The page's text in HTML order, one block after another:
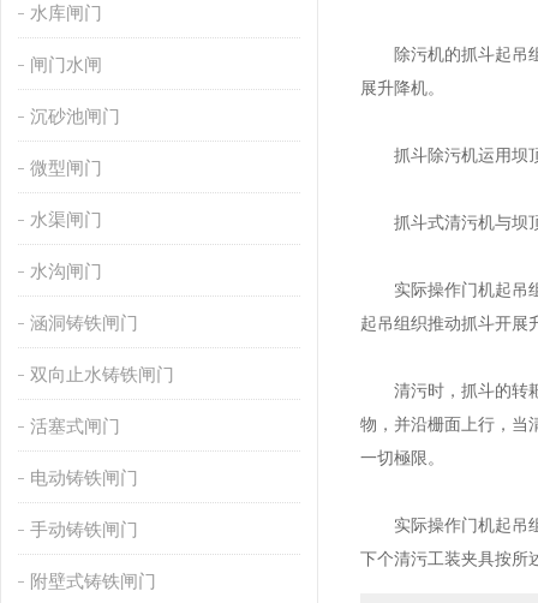
水库闸门
闸门水闸
沉砂池闸门
微型闸门
水渠闸门
水沟闸门
涵洞铸铁闸门
双向止水铸铁闸门
活塞式闸门
电动铸铁闸门
手动铸铁闸门
附壁式铸铁闸门
除污机的抓斗起吊组
展升降机。
抓斗除污机运用坝顶
抓斗式清污机与坝顶
实际操作门机起吊组
起吊组织推动抓斗开展
清污时，抓斗的转耙
物，并沿栅面上行，当
一切極限。
实际操作门机起吊组
下个清污工装夹具按所